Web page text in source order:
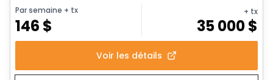
Par semaine + tx
146 $
+ tx
35 000$
Voir les détails